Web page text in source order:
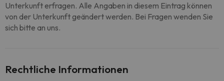
Unterkunft erfragen. Alle Angaben in diesem Eintrag können
von der Unterkunft geändert werden. Bei Fragen wenden Sie
sich bitte an uns.
Rechtliche Informationen